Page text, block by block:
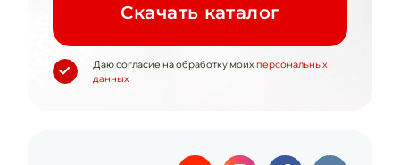
Cкачать каталог
Даю согласие на обработку моих персональных
данных